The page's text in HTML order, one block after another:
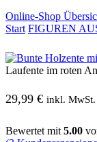
Online-Shop
Start FIGUREN
Laufente im roten
29,99 € inkl. MwSt.
Bewertet mit 5.00